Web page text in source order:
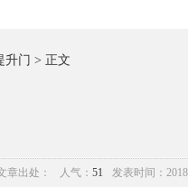
升门 > 正文
章出处： 人气： 51 发表时间：